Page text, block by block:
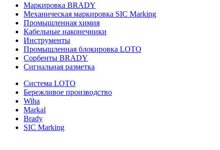
Маркировка BRADY
Механическая маркировка SIC Marking
Промышленная химия
Кабельные наконечники
Инструменты
Промышленная блокировка LOTO
Сорбенты BRADY
Сигнальная разметка
Система LOTO
Бережливое производство
Wiha
Markal
Brady
SIC Marking